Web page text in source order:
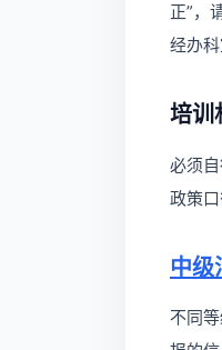
正”，
经办科
培训
必须
政策
中级
不同